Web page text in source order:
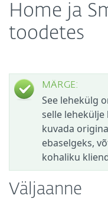
Home ja
toodetes
MÄRGE:
See lehekülg
selle lehekülje
kuvada
ebaselgeks,
kohaliku
Väljaanne